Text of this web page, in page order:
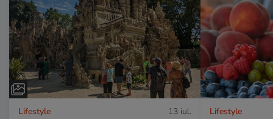
Lifestyle 13 iul. Lifestyle